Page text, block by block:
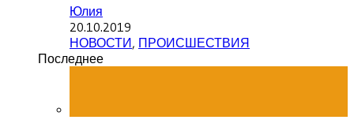
Юлия
20.10.2019
НОВОСТИ, ПРОИСШЕСТВИЯ
Последнее